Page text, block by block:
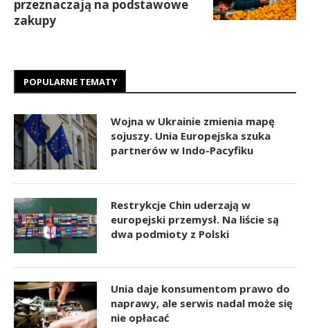
przeznaczają na podstawowe
zakupy
POPULARNE TEMATY
Wojna w Ukrainie zmienia mapę
sojuszy. Unia Europejska szuka
partnerów w Indo-Pacyfiku
Restrykcje Chin uderzają w
europejski przemysł. Na liście są
dwa podmioty z Polski
Unia daje konsumentom prawo do
naprawy, ale serwis nadal może się
nie opłacać